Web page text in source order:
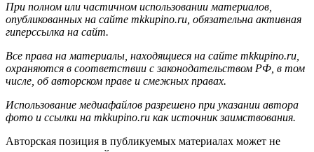
При полном или частичном использовании материалов,
опубликованных на сайте mkkupino.ru, обязательна активная
гиперссылка на сайт.
Все права на материалы, находящиеся на сайте mkkupino.ru,
охраняются в соответствии с законодательством РФ, в том
числе, об авторском праве и смежных правах.
Использование медиафайлов разрешено при указании автора
фото и ссылки на mkkupino.ru как источник заимствования.
Авторская позиция в публикуемых материалах может не